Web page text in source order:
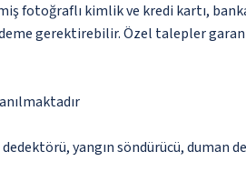
fotoğraflı kimlik ve kredi kartı,
gerektirebilir. Özel talepler
yangın söndürücü, duman